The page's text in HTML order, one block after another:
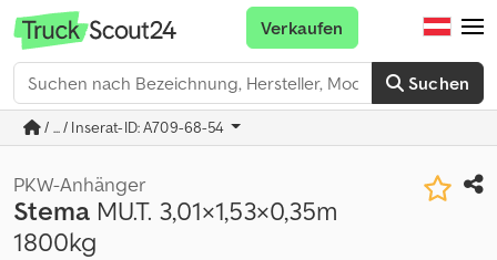
Suchen
Verkaufen
/ ... / Inserat-ID: A709-68-54
PKW-Anhänger
Stema MU.T. 3,01×1,53×0,35m
1800kg